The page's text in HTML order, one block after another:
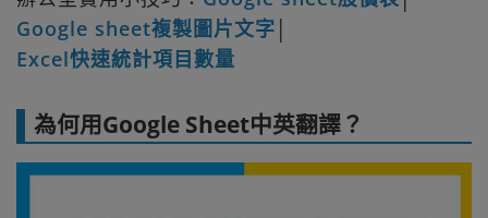
Google sheet複製圖片文字
Excel快速統計項目數量
為何用Google Sheet中英翻譯？